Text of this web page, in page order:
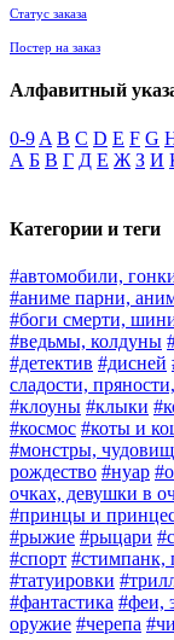
Статус заказа
Постер на заказ
Алфавитный
0-9 A B C D E F G
А Б В Г Д Е Ж З И
Категории и теги
#автомобили,
#аниме парни,
#боги смерти,
#ведьмы, колдуны
#детектив #дисней
сладости,
#клоуны #клыки
#космос #коты и
#монстры,
рождество #нуар
очках, девушки в
#принцы и
#рыжие #рыцари
#спорт #стимпанк,
#татуировки
#фантастика #феи,
оружие #черепа